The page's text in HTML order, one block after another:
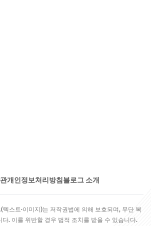
개인정보처리방침 블로그 소개
텍스트·이미지)는 저작권법에 의해 보호되며, 무단 복
다. 이를 위반할 경우 법적 조치를 받을 수 있습니다.